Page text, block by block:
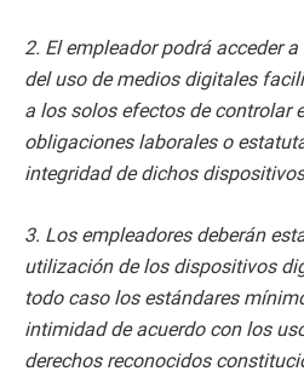
2. El empleador podrá acceder
del uso de medios digitales
a los solos efectos de controlar
obligaciones laborales o
integridad de dichos
3. Los empleadores deberán
utilización de los dispositivos
todo caso los estándares
intimidad de acuerdo con los
derechos reconocidos